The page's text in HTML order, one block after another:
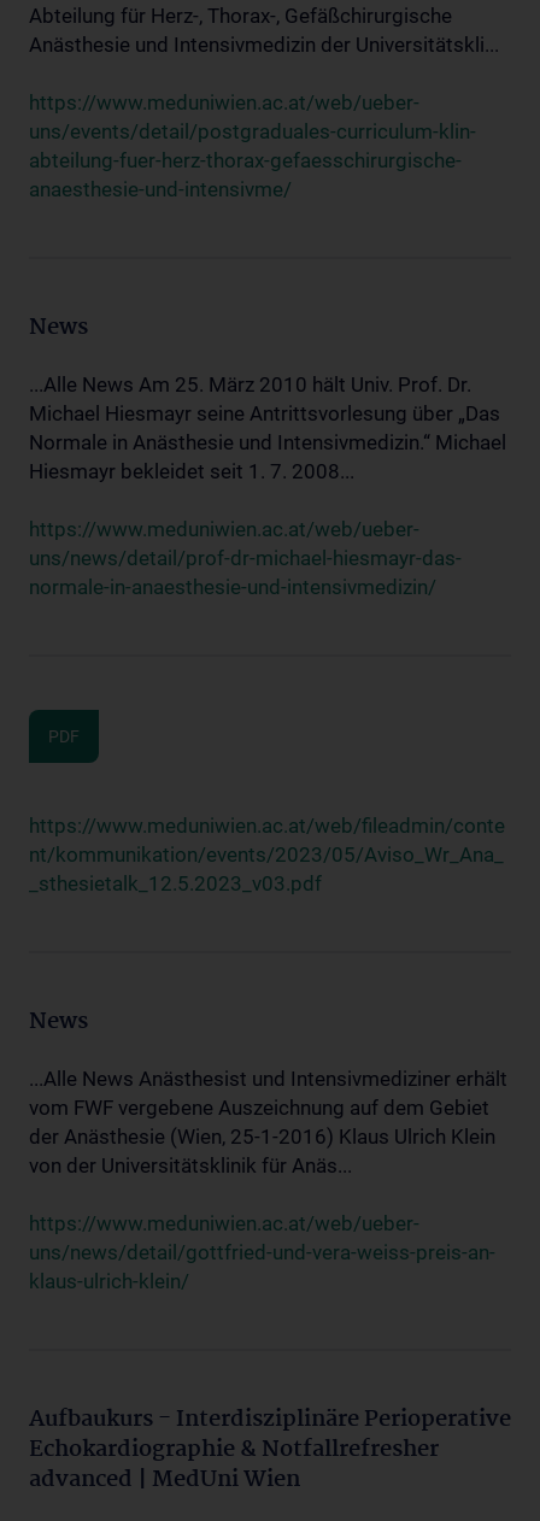
Abteilung für Herz-, Thorax-, Gefäßchirurgische
Anästhesie und Intensivmedizin der Universitätskli...
https://www.meduniwien.ac.at/web/ueber-
uns/events/detail/postgraduales-curriculum-klin-
abteilung-fuer-herz-thorax-gefaesschirurgische-
anaesthesie-und-intensivme/
News
...Alle News Am 25. März 2010 hält Univ. Prof. Dr.
Michael Hiesmayr seine Antrittsvorlesung über „Das
Normale in Anästhesie und Intensivmedizin.“ Michael
Hiesmayr bekleidet seit 1. 7. 2008...
https://www.meduniwien.ac.at/web/ueber-
uns/news/detail/prof-dr-michael-hiesmayr-das-
normale-in-anaesthesie-und-intensivmedizin/
PDF
https://www.meduniwien.ac.at/web/fileadmin/conte
nt/kommunikation/events/2023/05/Aviso_Wr_Ana_
_sthesietalk_12.5.2023_v03.pdf
News
...Alle News Anästhesist und Intensivmediziner erhält
vom FWF vergebene Auszeichnung auf dem Gebiet
der Anästhesie (Wien, 25-1-2016) Klaus Ulrich Klein
von der Universitätsklinik für Anäs...
https://www.meduniwien.ac.at/web/ueber-
uns/news/detail/gottfried-und-vera-weiss-preis-an-
klaus-ulrich-klein/
Aufbaukurs - Interdisziplinäre Perioperative
Echokardiographie & Notfallrefresher
advanced | MedUni Wien